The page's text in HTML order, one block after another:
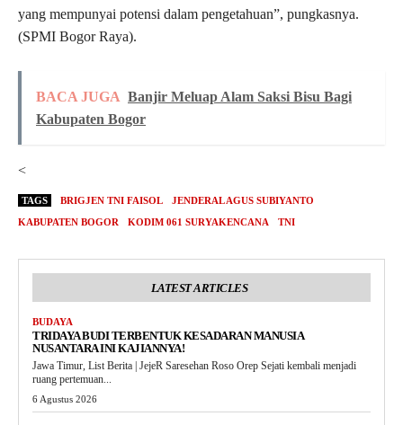
yang mempunyai potensi dalam pengetahuan”, pungkasnya.
(SPMI Bogor Raya).
BACA JUGA Banjir Meluap Alam Saksi Bisu Bagi
Kabupaten Bogor
<
TAGS BRIGJEN TNI FAISOL
JENDERAL AGUS SUBIYANTO
KABUPATEN BOGOR
KODIM 061 SURYAKENCANA TNI
LATEST ARTICLES
BUDAYA
TRIDAYA BUDI TERBENTUK KESADARAN MANUSIA
NUSANTARA INI KAJIANNYA!
Jawa Timur, List Berita | JejeR Saresehan Roso Orep Sejati kembali menjadi
ruang pertemuan...
6 Agustus 2026